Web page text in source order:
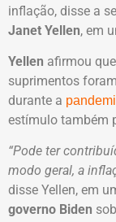
inflação, disse a
Janet Yellen, em
Yellen afirmou
suprimentos
durante a
estímulo também
“Pode ter
modo geral, a
disse Yellen, em
governo Biden